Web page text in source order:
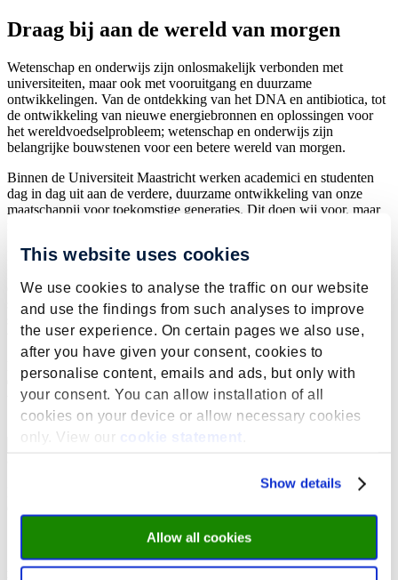
This website uses cookies
We use cookies to analyse the traffic on our website
and use the findings from such analyses to improve
the user experience. On certain pages we also use,
after you have given your consent, cookies to
personalise content, emails and ads, but only with
your consent. You can allow installation of all
cookies on your device or allow necessary cookies
only. View our
cookie statement
Show details
Allow all cookies
Draag bij aan de wereld van morgen
Wetenschap en onderwijs zijn onlosmakelijk verbonden met
universiteiten, maar ook met vooruitgang en duurzame
ontwikkelingen. Van de ontdekking van het DNA en antibiotica, tot
de ontwikkeling van nieuwe energiebronnen en oplossingen voor
het wereldvoedselprobleem; wetenschap en onderwijs zijn
belangrijke bouwstenen voor een betere wereld van morgen.
Binnen de Universiteit Maastricht werken academici en studenten
dag in dag uit aan de verdere, duurzame ontwikkeling van onze
maatschappij voor toekomstige generaties. Dit doen wij voor, maar
Draag met een donatie aan het Universiteitsfonds Limburg
doorontwikkeling van het onderwijs aan de universiteit en geef
studenten, ongeacht hun afkomst en achtergrond, de kans om te
studeren. Iedere donatie, groot of klein, maakt een wezenlijk
verschil.
Liever zelf een overschrijving doen? Dat kan op
NL21 INGB 0653
6632 42(Stichting Universiteitsfonds Limburg / SWOL) onder
vermelding van jouw gewenste bestemming.